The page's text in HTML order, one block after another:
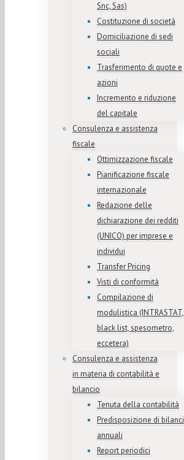
Snc, Sas)
Costituzione di società
Domiciliazione di sedi
sociali
Trasferimento di quote e
azioni
Incremento e riduzione
del capitale
Consulenza e assistenza
fiscale
Ottimizzazione fiscale
Pianificazione fiscale
internazionale
Redazione delle
dichiarazione dei redditi
(UNICO) per imprese e
individui
Transfer Pricing
Visti di conformità
Compilazione di
modulistica (INTRASTAT,
black list, spesometro,
eccetera)
Consulenza e assistenza
in materia di contabilità e
bilancio
Tenuta della contabilità
Predisposizione di bilanci
annuali
Report periodici